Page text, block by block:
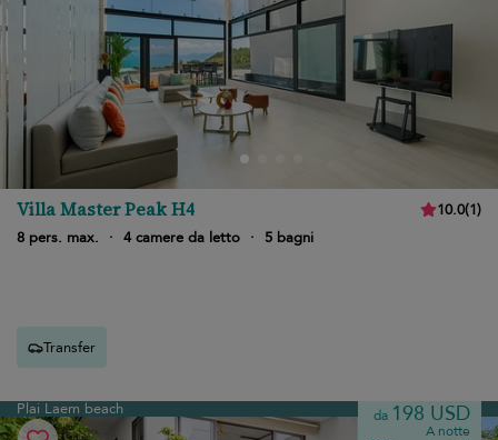
Villa Master Peak H4 10.0(1)
8 pers. max.
· 4 camere da letto · 5 bagni
Transfer
Plai Laem beach da 198 USD
A notte